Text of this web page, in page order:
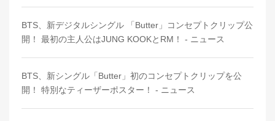
BTS、新デジタルシングル 「Butter」コンセプトクリップ公
開！ 最初の主人公はJUNG KOOKとRM！ - ニュース
BTS、新シングル「Butter」初のコンセプトクリップを公
開！ 特別なティーザーポスター！ - ニュース